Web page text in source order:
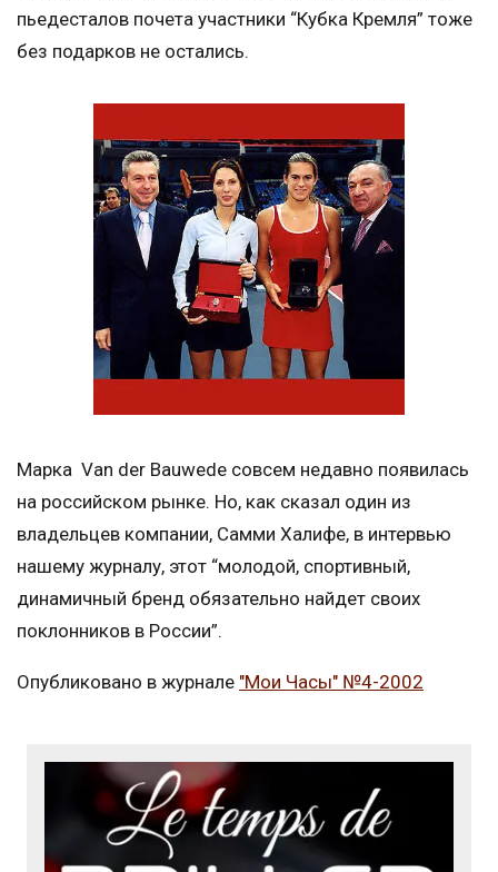
пьедесталов почета участники “Кубка Кремля” тоже
без подарков не остались.
Марка Van der Bauwede совсем недавно появилась
на российском рынке. Но, как сказал один из
владельцев компании, Самми Халифе, в интервью
нашему журналу, этот “молодой, спортивный,
динамичный бренд обязательно найдет своих
поклонников в России”.
Опубликовано в журнале "Мои Часы" №4-2002